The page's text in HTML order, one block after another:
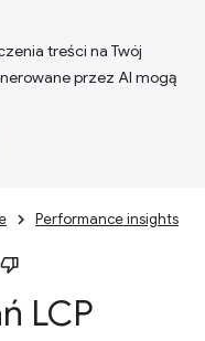
treści na Twój
przez AI mogą
Performance insights
LCP